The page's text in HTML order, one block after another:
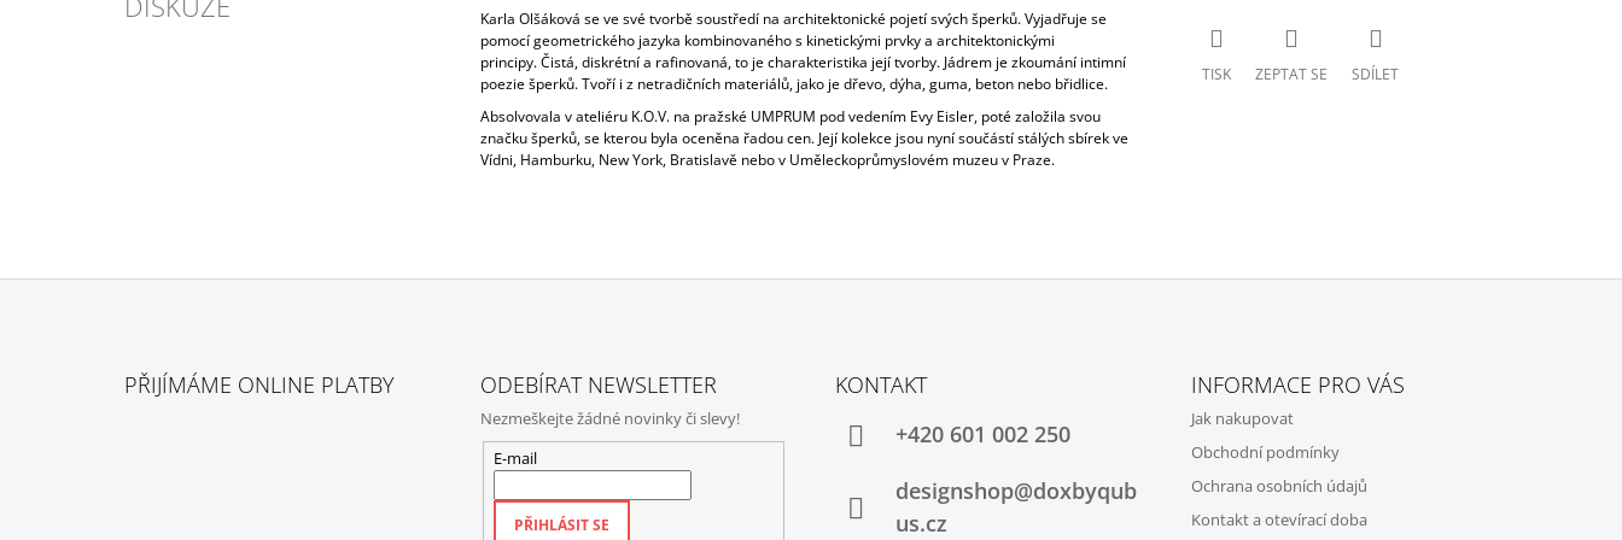
Karla Olšáková se ve své tvorbě soustředí na architektonické pojetí svých šperků. Vyjadřuje se
pomocí geometrického jazyka kombinovaného s kinetickými prvky a architektonickými
principy. Čistá, diskrétní a rafinovaná, to je charakteristika její tvorby. Jádrem je zkoumání intimní
poezie šperků. Tvoří i z netradičních materiálů, jako je dřevo, dýha, guma, beton nebo břidlice.
Absolvovala v ateliéru K.O.V. na pražské UMPRUM pod vedením Evy Eisler, poté založila svou
značku šperků, se kterou byla oceněna řadou cen. Její kolekce jsou nyní součástí stálých sbírek ve
Vídni, Hamburku, New York, Bratislavě nebo v Uměleckoprůmyslovém muzeu v Praze.
TISK ZEPTAT SE SDÍLET
PŘIJÍMÁME ONLINE PLATBY ODEBÍRAT NEWSLETTER
Nezmeškejte žádné novinky či slevy!
E-mail
PŘIHLÁSIT SE
KONTAKT
+420‭ 601 002 250
designshop@doxbyqub
us.cz
INFORMACE PRO VÁS
Jak nakupovat
Obchodní podmínky
Ochrana osobních údajů
Kontakt a otevírací doba